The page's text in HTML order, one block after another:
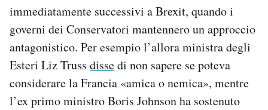
immediatamente successivi a Brexit, quando i
governi dei Conservatori mantennero un approccio
antagonistico. Per esempio l’allora ministra degli
Esteri Liz Truss dissedi non sapere se poteva
considerare la Francia «amica o nemica», mentre
l’ex primo ministro Boris Johnson ha sostenuto